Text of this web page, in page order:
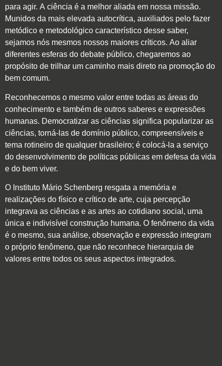
para agir. A ciência é a melhor aliada em nossa missão.
Munidos da mais elevada autocrítica, auxiliados pelo fazer
metódico e metodológico característico desse saber,
sejamos nós mesmos nossos maiores críticos. Ao aliar
diferentes esferas do debate público, chegaremos ao
propósito de trilhar um caminho mais direto na promoção do
bem comum.
Reconhecemos o mesmo valor entre todas as áreas do
conhecimento e também de outros saberes e expressões
humanas. Democratizar as ciências significa popularizar as
ciências, torná-las de domínio público, compreensíveis e
tema rotineiro de qualquer brasileiro; é colocá-la a serviço
do desenvolvimento de políticas públicas em defesa da vida
e do bem viver.
O Instituto Mário Schenberg resgata a memória e
realizações do físico e crítico de arte, cuja percepção
integrava as ciências e as artes ao cotidiano social, uma
única e indivisível construção humana. O fenômeno da vida
é o mesmo, sua análise, observação e expressão integram
o próprio fenômeno, que não reconhece hierarquia de
valores entre todos os seus aspectos integrados.